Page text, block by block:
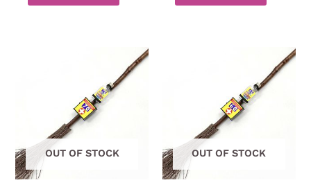
OUT OF STOCK OUT OF STOCK